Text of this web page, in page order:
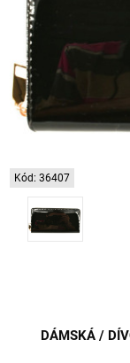
Kód: 36407
DÁMSKÁ /